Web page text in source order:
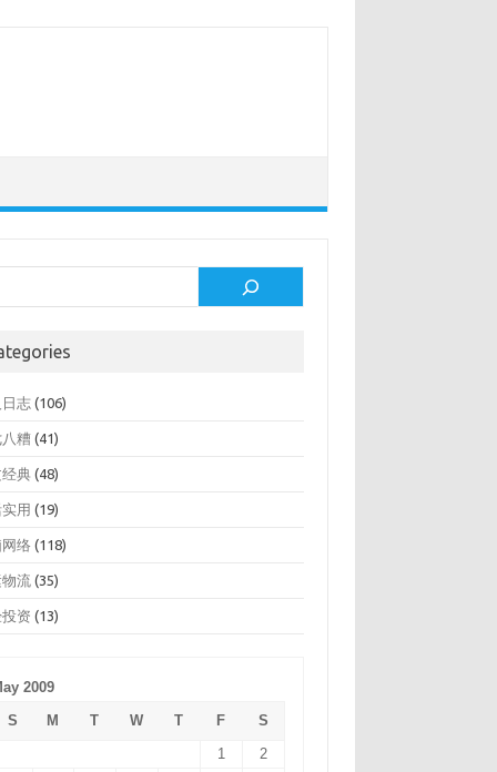
志 (106)
糟 (41)
典 (48)
用 (19)
络 (118)
流 (35)
资 (13)
2009
S
M T W T F
S
1
2